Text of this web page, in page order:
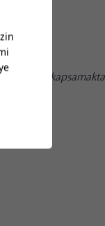
(YoY)